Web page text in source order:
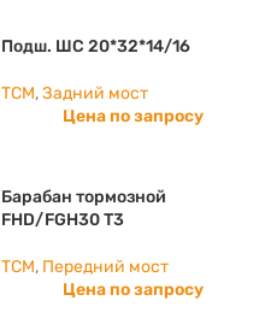
Подш. ШС 20*32*14/16
TCM,Задний мост
Цена по запросу
Барабан тормозной
FHD/FGH30 T3
TCM, Передний мост
Цена по запросу